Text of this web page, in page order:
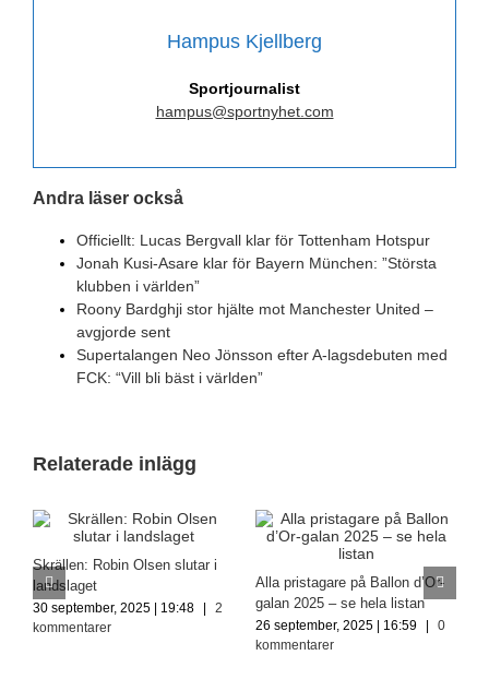
Hampus Kjellberg
Sportjournalist
hampus@sportnyhet.com
Andra läser också
Officiellt: Lucas Bergvall klar för Tottenham Hotspur
Jonah Kusi-Asare klar för Bayern München: ”Största
klubben i världen”
Roony Bardghji stor hjälte mot Manchester United –
avgjorde sent
Supertalangen Neo Jönsson efter A-lagsdebuten med
FCK: “Vill bli bäst i världen”
Relaterade inlägg
Skrällen: Robin Olsen slutar i
landslaget
30 september, 2025 | 19:48 |
2
kommentarer
Alla pristagare på Ballon d’Or-
galan 2025 – se hela listan
26 september, 2025 | 16:59 |
0
kommentarer